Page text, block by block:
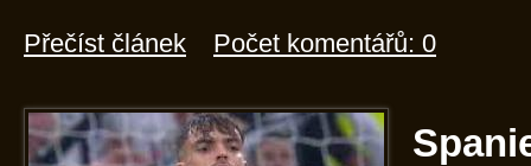
Přečíst článek Počet komentářů: 0